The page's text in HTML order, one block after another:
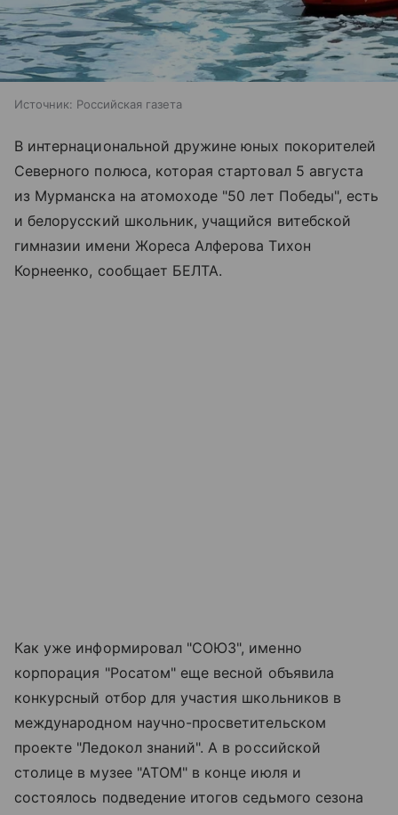
Источник: Российская газета
В интернациональной дружине юных покорителей
Северного полюса, которая стартовал 5 августа
из Мурманска на атомоходе "50 лет Победы", есть
и белорусский школьник, учащийся витебской
гимназии имени Жореса Алферова Тихон
Корнеенко, сообщает БЕЛТА.
Как уже информировал "СОЮЗ", именно
корпорация "Росатом" еще весной объявила
конкурсный отбор для участия школьников в
международном научно-просветительском
проекте "Ледокол знаний". А в российской
столице в музее "АТОМ" в конце июля и
состоялось подведение итогов седьмого сезона